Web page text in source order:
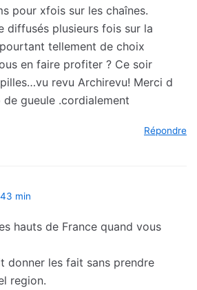
pour xfois sur les chaînes.
diffusés plusieurs fois sur la
tellement de choix
en faire profiter ? Ce soir
revu Archirevu! Merci d
gueule .cordialement
Répondre
min
hauts de France quand vous
donner les fait sans prendre
region.